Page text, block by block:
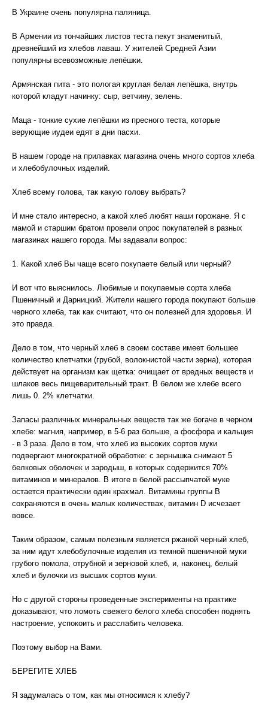
В Украине очень популярна паляница.
В Армении из тончайших листов теста пекут знаменитый,
древнейший из хлебов лаваш. У жителей Средней Азии
популярны всевозможные лепёшки.
Армянская пита - это пологая круглая белая лепёшка, внутрь
которой кладут начинку: сыр, ветчину, зелень.
Маца - тонкие сухие лепёшки из пресного теста, которые
верующие иудеи едят в дни пасхи.
В нашем городе на прилавках магазина очень много сортов хлеба
и хлебобулочных изделий.
Хлеб всему голова, так какую голову выбрать?
И мне стало интересно, а какой хлеб любят наши горожане. Я с
мамой и старшим братом провели опрос покупателей в разных
магазинах нашего города. Мы задавали вопрос:
1. Какой хлеб Вы чаще всего покупаете белый или черный?
И вот что выяснилось. Любимые и покупаемые сорта хлеба
Пшеничный и Дарницкий. Жители нашего города покупают больше
черного хлеба, так как считают, что он полезней для здоровья. И
это правда.
Дело в том, что черный хлеб в своем составе имеет большее
количество клетчатки (грубой, волокнистой части зерна), которая
действует на организм как щетка: очищает от вредных веществ и
шлаков весь пищеварительный тракт. В белом же хлебе всего
лишь 0. 2% клетчатки.
Запасы различных минеральных веществ так же богаче в черном
хлебе: магния, например, в 5-6 раз больше, а фосфора и кальция
- в 3 раза. Дело в том, что хлеб из высоких сортов муки
подвергают многократной обработке: с зернышка снимают 5
белковых оболочек и зародыш, в которых содержится 70%
витаминов и минералов. В итоге в белой рассыпчатой муке
остается практически один крахмал. Витамины группы В
сохраняются в очень малых количествах, витамин D исчезает
вовсе.
Таким образом, самым полезным является ржаной черный хлеб,
за ним идут хлебобулочные изделия из темной пшеничной муки
грубого помола, отрубной и зерновой хлеб, и, наконец, белый
хлеб и булочки из высших сортов муки.
Но с другой стороны проведенные эксперименты на практике
доказывают, что ломоть свежего белого хлеба способен поднять
настроение, успокоить и расслабить человека.
Поэтому выбор на Вами.
БЕРЕГИТЕ ХЛЕБ
Я задумалась о том, как мы относимся к хлебу?